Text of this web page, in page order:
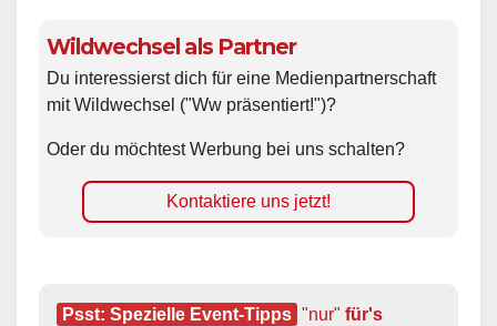
Wildwechsel als Partner
Du interessierst dich für eine Medienpartnerschaft
mit Wildwechsel ("Ww präsentiert!")?
Oder du möchtest Werbung bei uns schalten?
Kontaktiere uns jetzt!
Psst: Spezielle Event-Tipps "nur" für's